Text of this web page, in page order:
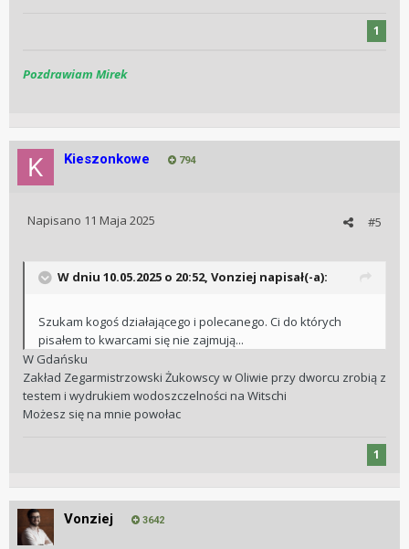
1
Pozdrawiam Mirek
Kieszonkowe 794
#5
Napisano 11 Maja 2025
W dniu 10.05.2025 o 20:52, Vonziej napisał(-a):
Szukam kogoś działającego i polecanego. Ci do których
pisałem to kwarcami się nie zajmują...
W Gdańsku
Zakład Zegarmistrzowski Żukowscy w Oliwie przy dworcu zrobią z
testem i wydrukiem wodoszczelności na Witschi
Możesz się na mnie powołac
1
Vonziej 3642